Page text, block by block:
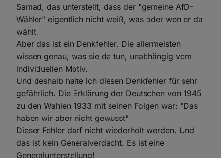
Samad, das unterstellt, dass der "gemeine AfD-
Wähler" eigentlich nicht weiß, was oder wen er da
wählt.
Aber das ist ein Denkfehler. Die allermeisten
wissen genau, was sie da tun, unabhängig vom
individuellen Motiv.
Und deshalb halte ich diesen Denkfehler für sehr
gefährlich. Die Erklärung der Deutschen von 1945
zu den Wahlen 1933 mit seinen Folgen war: "Das
haben wir aber nicht gewusst"
Dieser Fehler darf nicht wiederholt werden. Und
das ist kein Generalverdacht. Es ist eine
Generalunterstellung!